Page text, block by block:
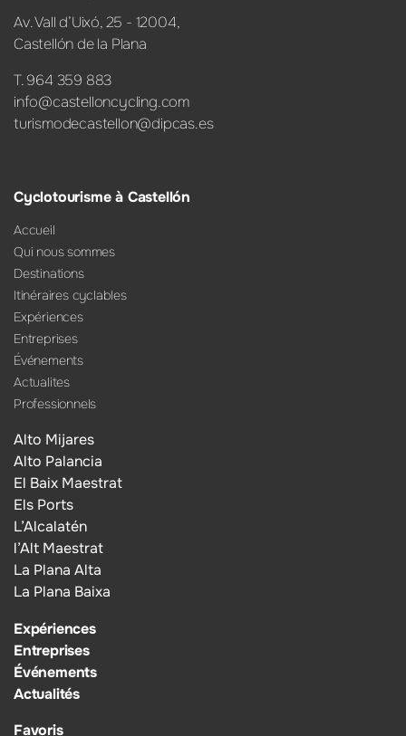
Av. Vall d’Uixó, 25 - 12004,
Castellón de la Plana
T. 964 359 883
info@castelloncycling.com
turismodecastellon@dipcas.es
Cyclotourisme à Castellón
Accueil
Qui nous sommes
Destinations
Itinéraires cyclables
Expériences
Entreprises
Événements
Actualites
Professionnels
Alto Mijares
Alto Palancia
El Baix Maestrat
Els Ports
L’Alcalatén
l’Alt Maestrat
La Plana Alta
La Plana Baixa
Expériences
Entreprises
Événements
Actualités
Favoris